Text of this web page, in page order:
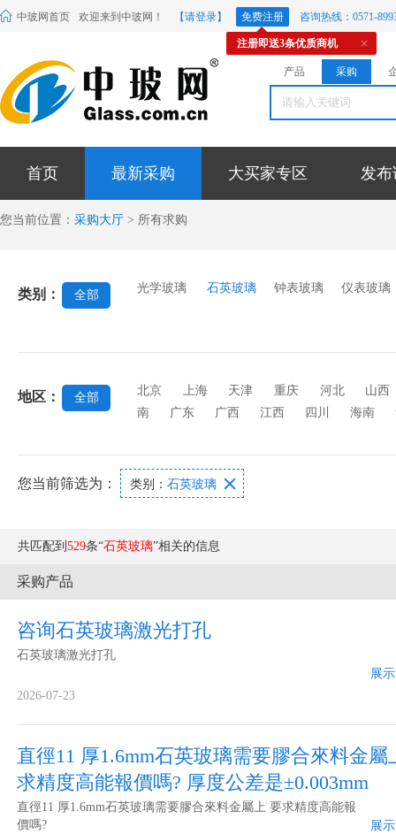
中玻网首页 欢迎来到中玻网！ 【请登录】 免费注册 咨询热线：0571-
注册即送3条优质商机
产品 采购
首页 最新采购 大买家专区 发布
您当前位置： 采购大厅 > 所有求购
类别： 全部
光学玻璃 石英玻璃 钟表玻璃 仪表玻璃
地区： 全部
北京 上海 天津 重庆 河北
山西
南
广东 广西 江西 四川 海南
您当前筛选为： 类别： 石英玻璃 
共匹配到 529条“石英玻璃”相关的信息
采购产品
咨询石英玻璃激光打孔
石英玻璃激光打孔
展
2026-07-23
直徑11 厚1.6mm石英玻璃需要膠合來料金屬
求精度高能報價嗎? 厚度公差是±0.003mm
直徑11 厚1.6mm石英玻璃需要膠合來料金屬上 要求精度高能報
價嗎?
展